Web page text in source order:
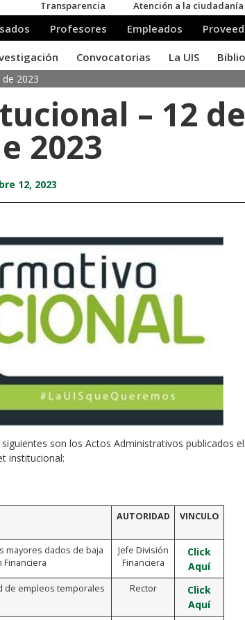
2023
– 12 de
2023
12, 2023
son los Actos Administrativos publicados el
institucional:
AUTORIDAD VINCULO
mayores dados de baja
Financiera
Jefe División
Financiera
Click
Aquí
de empleos temporales Rector
Click
Aquí